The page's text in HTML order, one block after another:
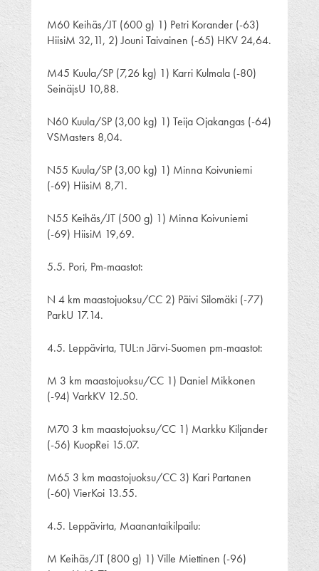
M60 Keihäs/JT (600 g) 1) Petri Korander (-63)
HiisiM 32,11, 2) Jouni Taivainen (-65) HKV 24,64.
M45 Kuula/SP (7,26 kg) 1) Karri Kulmala (-80)
SeinäjsU 10,88.
N60 Kuula/SP (3,00 kg) 1) Teija Ojakangas (-64)
VSMasters 8,04.
N55 Kuula/SP (3,00 kg) 1) Minna Koivuniemi
(-69) HiisiM 8,71.
N55 Keihäs/JT (500 g) 1) Minna Koivuniemi
(-69) HiisiM 19,69.
5.5. Pori, Pm-maastot:
N 4 km maastojuoksu/CC 2) Päivi Silomäki (-77)
ParkU 17.14.
4.5. Leppävirta, TUL:n Järvi-Suomen pm-maastot:
M 3 km maastojuoksu/CC 1) Daniel Mikkonen
(-94) VarkKV 12.50.
M70 3 km maastojuoksu/CC 1) Markku Kiljander
(-56) KuopRei 15.07.
M65 3 km maastojuoksu/CC 3) Kari Partanen
(-60) VierKoi 13.55.
4.5. Leppävirta, Maanantaikilpailu:
M Keihäs/JT (800 g) 1) Ville Miettinen (-96)